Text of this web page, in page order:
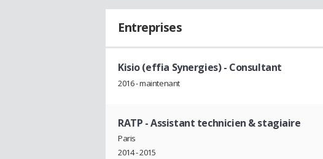
Entreprises
Kisio (effia Synergies)- Consultant
2016 - maintenant
RATP - Assistant technicien & stagiaire
Paris
2014 - 2015